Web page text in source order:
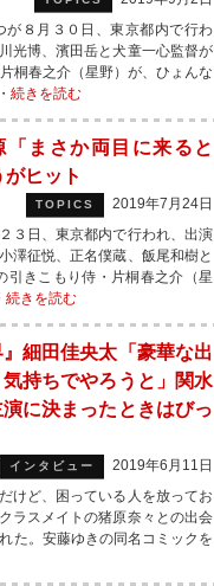
８月３０日、東京都内で行わ
光博、濱田岳と犬童一心監督が
桐春之介（星野）が、ひょんな
続きを読む
「まさか両目に来ると
ヒット
TOPICS
2019年7月24日
３日、東京都内で行われ、出演
澤征悦、正名僕蔵、飯尾和樹と
きこもり侍・片桐春之介（星
続きを読む
細田佳央太「豪華な出
持ちでやろうと」関水
に決まったときはびっ
インタビュー
2019年6月11日
けど、困っている人を放ってお
ラスメイトの猪原奈々との出会
た。安藤ゆきの同名コミックを